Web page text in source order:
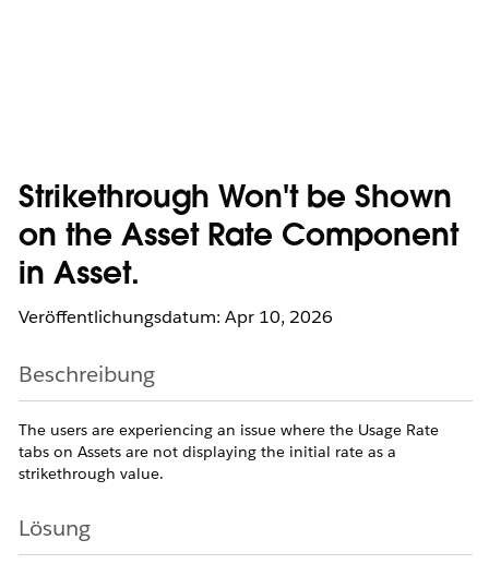
Strikethrough Won't be Shown
on the Asset Rate Component
in Asset.
Veröffentlichungsdatum: Apr 10, 2026
Beschreibung
The users are experiencing an issue where the Usage Rate
tabs on Assets are not displaying the initial rate as a
strikethrough value.
Lösung